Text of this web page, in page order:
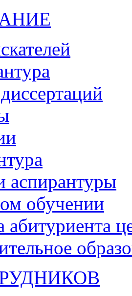
аспирантуры
обучении
абитуриента